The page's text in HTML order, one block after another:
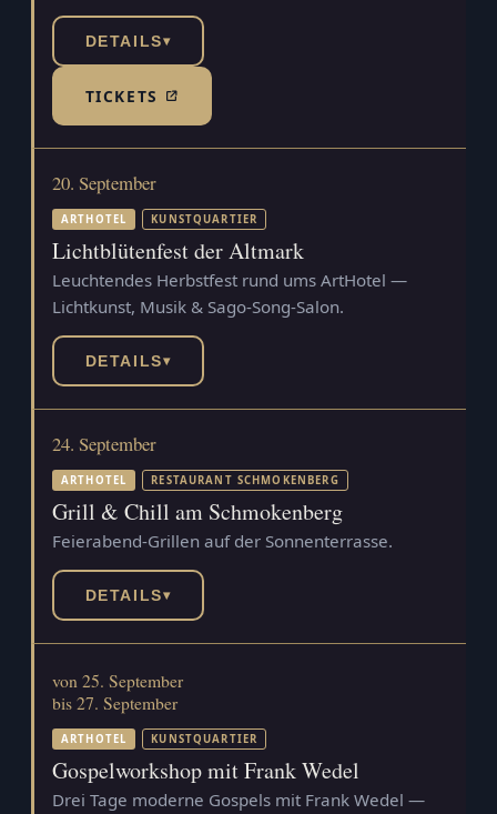
DETAILS▾
TICKETS(TICKETSHOP, ÖFFNET IN NEUEM TAB)
20. September
ARTHOTEL KUNSTQUARTIER
Lichtblütenfest der Altmark
Leuchtendes Herbstfest rund ums ArtHotel —
Lichtkunst, Musik & Sago-Song-Salon.
DETAILS▾
24. September
ARTHOTEL RESTAURANT SCHMOKENBERG
Grill & Chill am Schmokenberg
Feierabend-Grillen auf der Sonnenterrasse.
DETAILS▾
von 25. September
bis 27. September
ARTHOTEL KUNSTQUARTIER
Gospelworkshop mit Frank Wedel
Drei Tage moderne Gospels mit Frank Wedel —